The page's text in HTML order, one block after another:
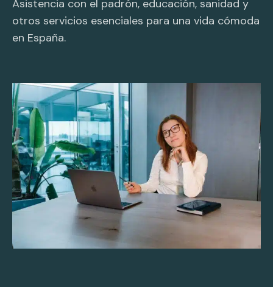
Asistencia con el padrón, educación, sanidad y
otros servicios esenciales para una vida cómoda
en España.